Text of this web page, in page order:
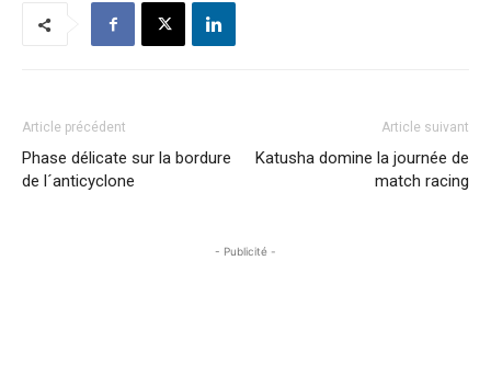
Article précédent
Phase délicate sur la bordure
de l´anticyclone
Article suivant
Katusha domine la journée de
match racing
- Publicité -